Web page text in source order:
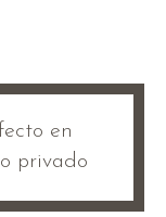
en
privado